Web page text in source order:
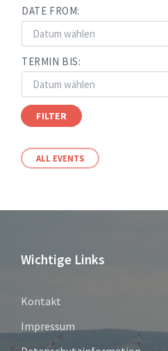
DATE FROM:
TERMIN BIS:
FILTER
ALL EVENTS
Wichtige Links
Kontakt
Impressum